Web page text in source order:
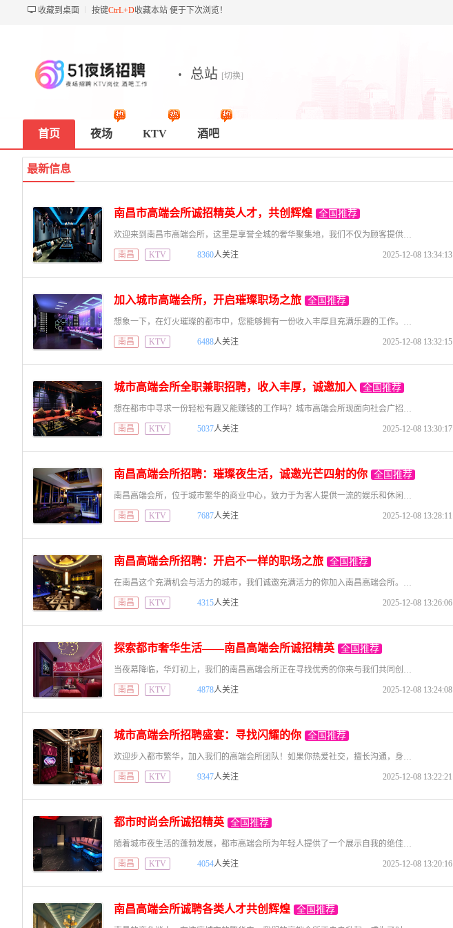
收藏到桌面 按键CtrL+D收藏本站 便于下次浏览！
· 总站 [切换]
首页 夜场 KTV 酒吧
最新信息
南昌市高端会所诚招精英人才，共创辉煌 全国推荐
欢迎来到南昌市高端会所，这里是享誉全城的奢华聚集地，我们不仅为顾客提供高品质的享受与服务，更注重员工的成长和发展。为了不断提升服务水平，满足日益增加的客户需求，我们诚邀各界精英加入我们的团队，与我们共
南昌 KTV 8360人关注 2025-12-08 13:34:13
加入城市高端会所，开启璀璨职场之旅 全国推荐
想象一下，在灯火璀璨的都市中，您能够拥有一份收入丰厚且充满乐趣的工作。我们的高端会所现正诚邀您的加入，为您的职业生涯开启全新篇章。无论您是刚毕业的职场新鲜人，还是想要改变职业轨迹的成熟人才，我们的广泛
南昌 KTV 6488人关注 2025-12-08 13:32:15
城市高端会所全职兼职招聘，收入丰厚，诚邀加入 全国推荐
想在都市中寻求一份轻松有趣又能赚钱的工作吗？城市高端会所现面向社会广招人才，多种职位任你选择，无论你是想找全职还是兼职，我们都能满足你的需求。这里，我们有舒适的工作环境，丰厚的收入待遇，期待你注入新鲜
南昌 KTV 5037人关注 2025-12-08 13:30:17
南昌高端会所招聘：璀璨夜生活，诚邀光芒四射的你 全国推荐
南昌高端会所，位于城市繁华的商业中心，致力于为客人提供一流的娱乐和休闲体验。为了进一步提升服务品质，我们诚邀充满活力、热情洋溢的你加入我们的团队。这是一个展开职业梦想、挑战高薪的绝佳机会。 招聘职位
南昌 KTV 7687人关注 2025-12-08 13:28:11
南昌高端会所招聘：开启不一样的职场之旅 全国推荐
在南昌这个充满机会与活力的城市，我们诚邀充满活力的你加入南昌高端会所。精致的工作环境，多元的发展机会，在这里，成就属于你的精彩！ 【招聘职位多样化】 我们高端会所现有多种职位虚位以待，广纳贤才，提
南昌 KTV 4315人关注 2025-12-08 13:26:06
探索都市奢华生活——南昌高端会所诚招精英 全国推荐
当夜幕降临，华灯初上，我们的南昌高端会所正在寻找优秀的你来与我们共同创造这个城市的不凡夜生活。这里有无限的机会与成长空间，南昌知名高端会所期待您的加入，成为我们大家庭的一员。 招聘职位多样，
南昌 KTV 4878人关注 2025-12-08 13:24:08
城市高端会所招聘盛宴：寻找闪耀的你 全国推荐
欢迎步入都市繁华，加入我们的高端会所团队！如果你热爱社交，擅长沟通，身怀才艺，渴望在工作中展现魅力，获取丰厚回报，这里将是你事业腾飞的起点。我们诚挚招募一批才华横溢的伙伴，为每一位宾客带去难忘的非凡体
南昌 KTV 9347人关注 2025-12-08 13:22:21
都市时尚会所诚招精英 全国推荐
随着城市夜生活的蓬勃发展，都市高端会所为年轻人提供了一个展示自我的绝佳舞台。如果你渴望一份高收入的工作，并希望在一个多元化且活力四射的环境中工作，欢迎加入我们。我们诚招各路精英，为我们的团队带来新鲜活
南昌 KTV 4054人关注 2025-12-08 13:20:16
南昌高端会所诚聘各类人才共创辉煌 全国推荐